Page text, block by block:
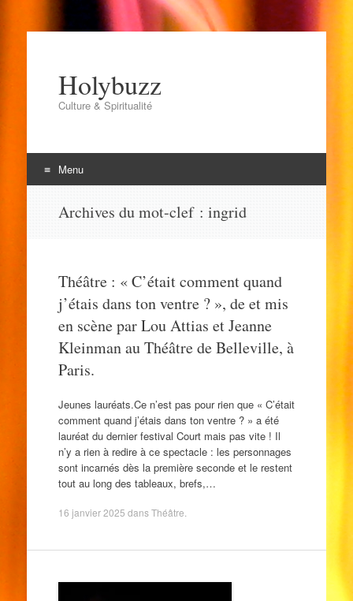
Holybuzz
Culture & Spiritualité
Menu
Archives du mot-clef : ingrid
Théâtre : « C’était comment quand
j’étais dans ton ventre ? », de et mis
en scène par Lou Attias et Jeanne
Kleinman au Théâtre de Belleville, à
Paris.
Jeunes lauréats.Ce n’est pas pour rien que « C’était
comment quand j’étais dans ton ventre ? » a été
lauréat du dernier festival Court mais pas vite ! Il
n’y a rien à redire à ce spectacle : les personnages
sont incarnés dès la première seconde et le restent
tout au long des tableaux, brefs,…
16 janvier 2025 dansThéâtre